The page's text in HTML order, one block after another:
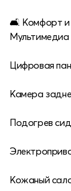
🛋 Комфорт и
Цифровая
Камера
Подогрев
Кожаный